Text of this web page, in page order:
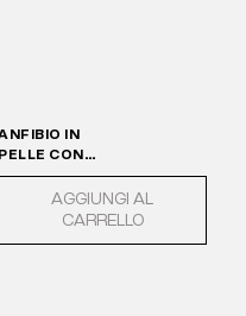
IN
PELLE CON
AGGIUNGI AL
CARRELLO